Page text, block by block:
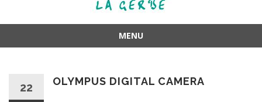
MENU
contenu
22 OLYMPUS DIGITAL CAMERA